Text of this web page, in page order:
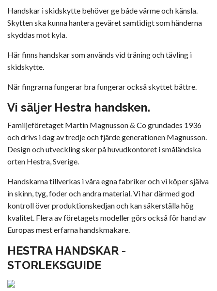
Handskar i skidskytte behöver ge både värme och känsla.
Skytten ska kunna hantera geväret samtidigt som händerna
skyddas mot kyla.
Här finns handskar som används vid träning och tävling i
skidskytte.
När fingrarna fungerar bra fungerar också skyttet bättre.
Vi säljer Hestra handsken.
Familjeföretaget Martin Magnusson & Co grundades 1936
och drivs i dag av tredje och fjärde generationen Magnusson.
Design och utveckling sker på huvudkontoret i småländska
orten Hestra, Sverige.
Handskarna tillverkas i våra egna fabriker och vi köper själva
in skinn, tyg, foder och andra material. Vi har därmed god
kontroll över produktionskedjan och kan säkerställa hög
kvalitet. Flera av företagets modeller görs också för hand av
Europas mest erfarna handskmakare.
HESTRA HANDSKAR -
STORLEKSGUIDE